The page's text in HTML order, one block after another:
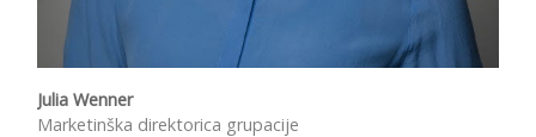
Julia Wenner
Marketinška direktorica grupacije